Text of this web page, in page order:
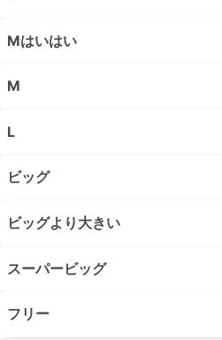
Mはいはい
M
L
ビッグ
ビッグより大きい
スーパービッグ
フリー